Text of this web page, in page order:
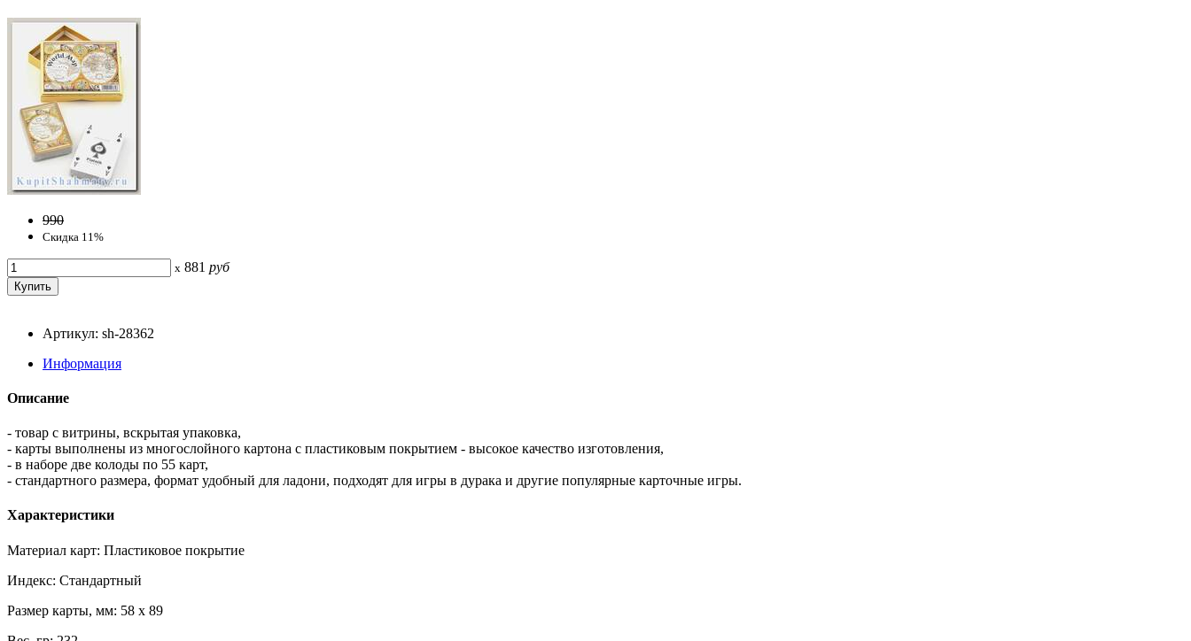
990
Скидка 11%
x 881 руб
Артикул: sh-28362
Информация
Описание
- товар с витрины, вскрытая упаковка,
- карты выполнены из многослойного картона с пластиковым покрытием - высокое качество изготовления,
- в наборе две колоды по 55 карт,
- стандартного размера, формат удобный для ладони, подходят для игры в дурака и другие популярные карточные игры.
Характеристики
Материал карт: Пластиковое покрытие
Индекс: Стандартный
Размер карты, мм: 58 x 89